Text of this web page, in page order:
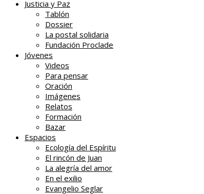
Justicia y Paz
Tablón
Dossier
La postal solidaria
Fundación Proclade
Jóvenes
Videos
Para pensar
Oración
Imágenes
Relatos
Formación
Bazar
Espacios
Ecología del Espíritu
El rincón de Juan
La alegría del amor
En el exilio
Evangelio Seglar